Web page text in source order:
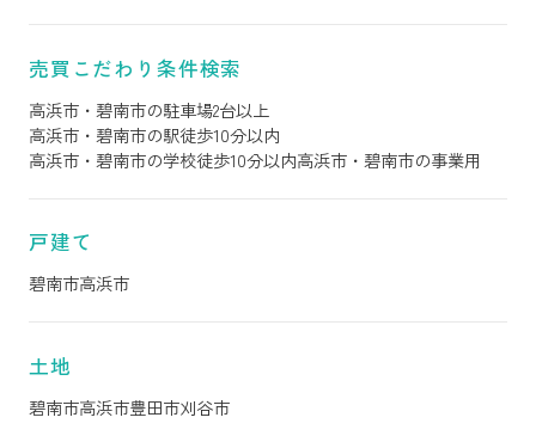
売買こだわり条件検索
高浜市・碧南市の駐車場2台以上
高浜市・碧南市の駅徒歩10分以内
高浜市・碧南市の学校徒歩10分以内高浜市・碧南市の事業用
戸建て
碧南市高浜市
土地
碧南市高浜市豊田市刈谷市